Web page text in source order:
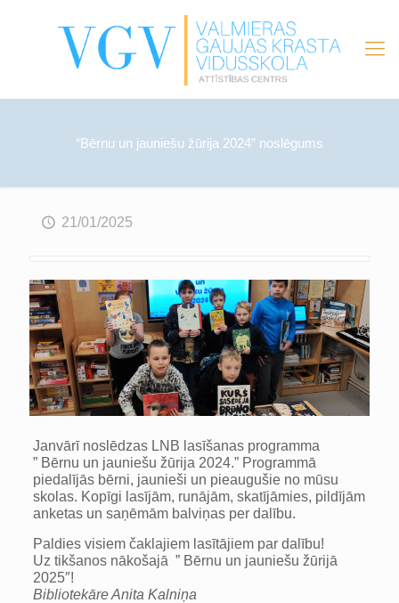
“Bērnu un jauniešu žūrija 2024” noslēgums
21/01/2025
Janvārī noslēdzas LNB lasīšanas programma
” Bērnu un jauniešu žūrija 2024.” Programmā
piedalījās bērni, jaunieši un pieaugušie no mūsu
skolas. Kopīgi lasījām, runājām, skatījāmies, pildījām
anketas un saņēmām balviņas per dalību.
Paldies visiem čaklajiem lasītājiem par dalību!
Uz tikšanos nākošajā ” Bērnu un jauniešu žūrijā
2025″!
Bibliotekāre Anita Kalniņa